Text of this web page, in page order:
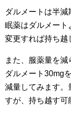
ダルメートは半
眠薬はダルメート
変更すれば持ち越
また、服薬量を
ダルメート30mg
減量してみます。
すが、持ち越す可